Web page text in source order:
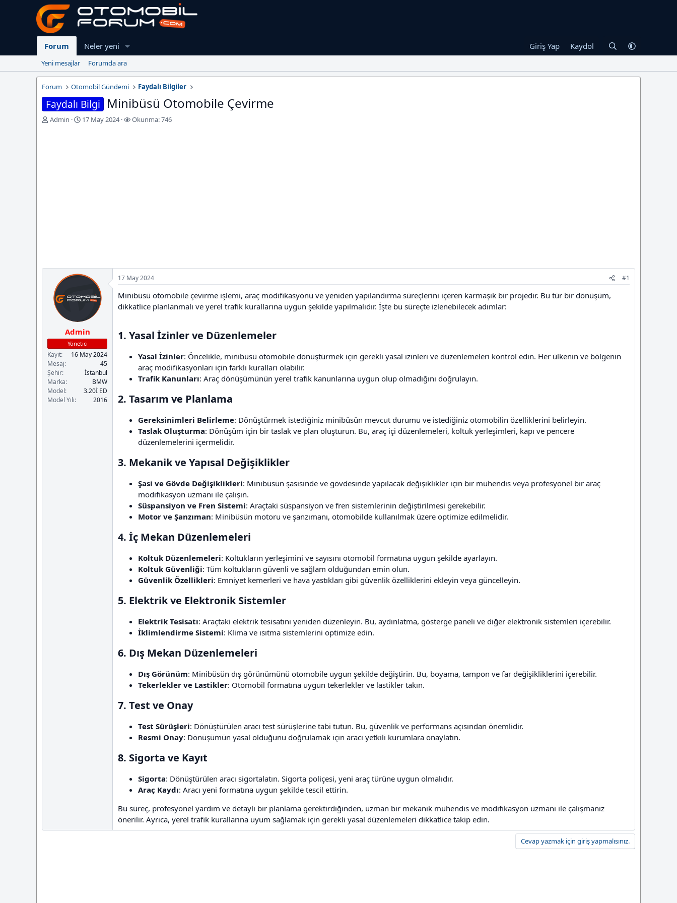
Forum Neler yeni Giriş Yap Kaydol
Yeni mesajlar Forumda ara
Forum Otomobil Gündemi Faydalı Bilgiler
Faydalı Bilgi Minibüsü Otomobile Çevirme
K
Admin
B17 May 2024 Okunma: 746
Admin
Yönetici
Kayıt
16 May 2024
Mesaj
45
Şehir
İstanbul
Marka
BMW
Model
3.20İ ED
Model Yılı
2016
17 May 2024 #1
Minibüsü otomobile çevirme işlemi, araç modifikasyonu ve yeniden yapılandırma süreçlerini içeren karmaşık bir projedir. Bu tür bir dönüşüm,
dikkatlice planlanmalı ve yerel trafik kurallarına uygun şekilde yapılmalıdır. İşte bu süreçte izlenebilecek adımlar:
1. Yasal İzinler ve Düzenlemeler​
Yasal İzinler: Öncelikle, minibüsü otomobile dönüştürmek için gerekli yasal izinleri ve düzenlemeleri kontrol edin. Her ülkenin ve bölgenin
araç modifikasyonları için farklı kuralları olabilir.
Trafik Kanunları: Araç dönüşümünün yerel trafik kanunlarına uygun olup olmadığını doğrulayın.
2. Tasarım ve Planlama​
Gereksinimleri Belirleme: Dönüştürmek istediğiniz minibüsün mevcut durumu ve istediğiniz otomobilin özelliklerini belirleyin.
Taslak Oluşturma: Dönüşüm için bir taslak ve plan oluşturun. Bu, araç içi düzenlemeleri, koltuk yerleşimleri, kapı ve pencere
düzenlemelerini içermelidir.
3. Mekanik ve Yapısal Değişiklikler​
Şasi ve Gövde Değişiklikleri: Minibüsün şasisinde ve gövdesinde yapılacak değişiklikler için bir mühendis veya profesyonel bir araç
modifikasyon uzmanı ile çalışın.
Süspansiyon ve Fren Sistemi: Araçtaki süspansiyon ve fren sistemlerinin değiştirilmesi gerekebilir.
Motor ve Şanzıman: Minibüsün motoru ve şanzımanı, otomobilde kullanılmak üzere optimize edilmelidir.
4. İç Mekan Düzenlemeleri​
Koltuk Düzenlemeleri: Koltukların yerleşimini ve sayısını otomobil formatına uygun şekilde ayarlayın.
Koltuk Güvenliği: Tüm koltukların güvenli ve sağlam olduğundan emin olun.
Güvenlik Özellikleri: Emniyet kemerleri ve hava yastıkları gibi güvenlik özelliklerini ekleyin veya güncelleyin.
5. Elektrik ve Elektronik Sistemler​
Elektrik Tesisatı: Araçtaki elektrik tesisatını yeniden düzenleyin. Bu, aydınlatma, gösterge paneli ve diğer elektronik sistemleri içerebilir.
İklimlendirme Sistemi: Klima ve ısıtma sistemlerini optimize edin.
6. Dış Mekan Düzenlemeleri​
Dış Görünüm: Minibüsün dış görünümünü otomobile uygun şekilde değiştirin. Bu, boyama, tampon ve far değişikliklerini içerebilir.
Tekerlekler ve Lastikler: Otomobil formatına uygun tekerlekler ve lastikler takın.
7. Test ve Onay​
Test Sürüşleri: Dönüştürülen aracı test sürüşlerine tabi tutun. Bu, güvenlik ve performans açısından önemlidir.
Resmi Onay: Dönüşümün yasal olduğunu doğrulamak için aracı yetkili kurumlara onaylatın.
8. Sigorta ve Kayıt​
Sigorta: Dönüştürülen aracı sigortalatın. Sigorta poliçesi, yeni araç türüne uygun olmalıdır.
Araç Kaydı: Aracı yeni formatına uygun şekilde tescil ettirin.
Bu süreç, profesyonel yardım ve detaylı bir planlama gerektirdiğinden, uzman bir mekanik mühendis ve modifikasyon uzmanı ile çalışmanız
önerilir. Ayrıca, yerel trafik kurallarına uyum sağlamak için gerekli yasal düzenlemeleri dikkatlice takip edin.
Cevap yazmak için giriş yapmalısınız.